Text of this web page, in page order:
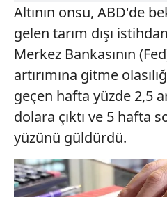
Altının onsu, ABD'de
gelen tarım dışı
Merkez Bankasının
artırımına gitme
geçen hafta yüzde 2,5
dolara çıktı ve 5 hafta
yüzünü güldürdü.